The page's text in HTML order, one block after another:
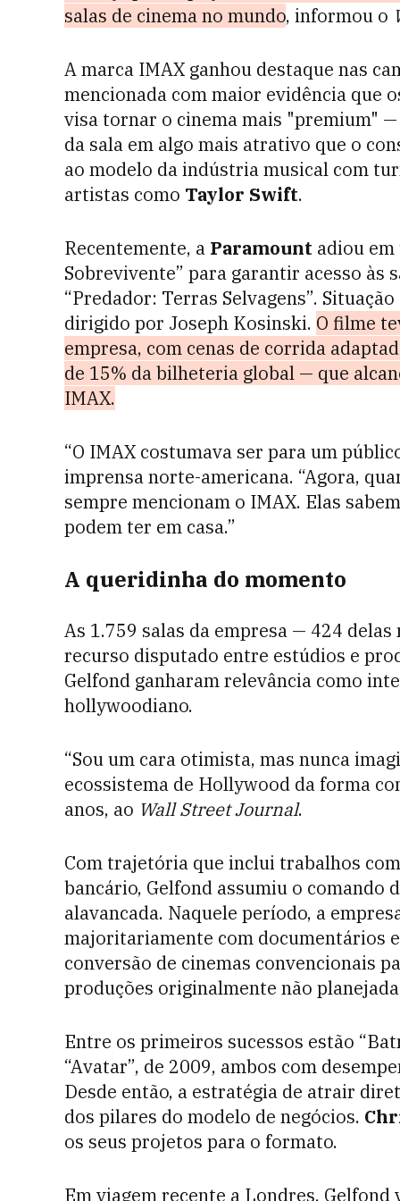
salas de cinema no mundo, informou o
A marca IMAX ganhou destaque nas
mencionada com maior evidência que
visa tornar o cinema mais "premium"
da sala em algo mais atrativo que o
ao modelo da indústria musical com
artistas como Taylor Swift.
Recentemente, a Paramount adiou em
Sobrevivente” para garantir acesso
“Predador: Terras Selvagens”.
dirigido por Joseph Kosinski. O filme
empresa, com cenas de corrida
de 15% da bilheteria global — que
IMAX.
“O IMAX costumava ser para um
imprensa norte-americana. “Agora,
sempre mencionam o IMAX. Elas
podem ter em casa.”
A queridinha do momento
As 1.759 salas da empresa — 424
recurso disputado entre estúdios e
Gelfond ganharam relevância como
hollywoodiano.
“Sou um cara otimista, mas nunca
ecossistema de Hollywood da forma
anos, ao Wall Street Journal.
Com trajetória que inclui trabalhos
bancário, Gelfond assumiu o comando
alavancada. Naquele período, a
majoritariamente com documentários
conversão de cinemas convencionais
produções originalmente não
Entre os primeiros sucessos estão
“Avatar”, de 2009, ambos com
Desde então, a estratégia de atrair
dos pilares do modelo de negócios.
os seus projetos para o formato.
Em viagem recente a Londres,